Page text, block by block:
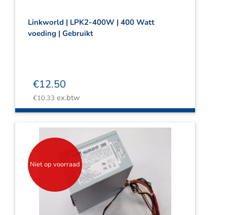
Linkworld | LPK2-400W | 400 Watt
voeding | Gebruikt
€12.50
€10.33 ex.btw
Niet op voorraad